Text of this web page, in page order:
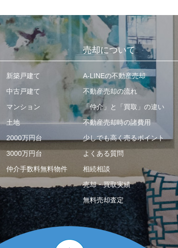
新築戸建て
中古戸建て
マンション
土地
2000万円台
3000万円台
仲介手数料無料物件
売却について
A-LINEの不動産売却
不動産売却の流れ
「仲介」と「買取」の違い
不動産売却時の諸費用
少しでも高く売るポイント
よくある質問
相続相談
売却・買取実績
無料売却査定